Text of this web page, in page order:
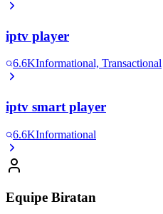
iptv player
6.6KInformational, Transactional
iptv smart player
6.6KInformational
Equipe Biratan